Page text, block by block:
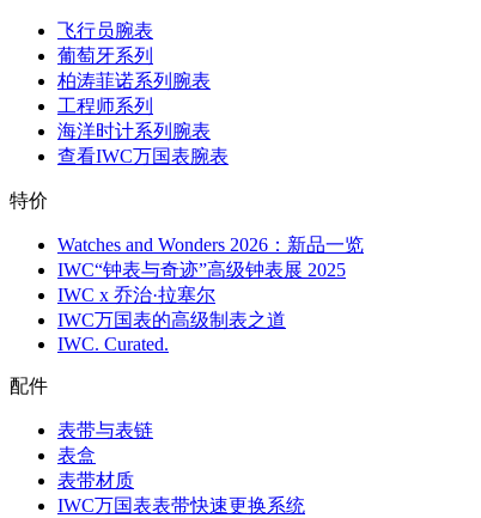
飞行员腕表
葡萄牙系列
柏涛菲诺系列腕表
工程师系列
海洋时计系列腕表
查看IWC万国表腕表
特价
Watches and Wonders 2026：新品一览
IWC“钟表与奇迹”高级钟表展 2025
IWC x 乔治·拉塞尔
IWC万国表的高级制表之道
IWC. Curated.
配件
表带与表链
表盒
表带材质
IWC万国表表带快速更换系统